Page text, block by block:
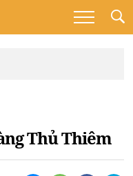
Thủ Thiêm